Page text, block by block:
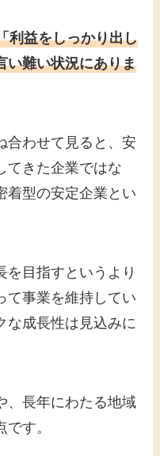
利益をしっかり出し
い難い状況にありま
合わせて見ると、安
てきた企業ではな
着型の安定企業とい
を目指すというより
て事業を維持してい
な成長性は見込みに
、長年にわたる地域
す。